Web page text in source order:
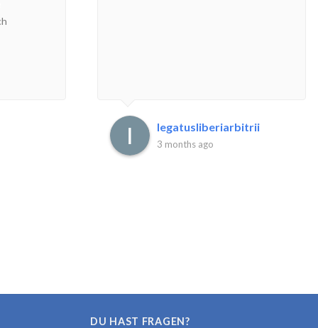
legatusliberiarbitrii
3 months ago
DU HAST FRAGEN?